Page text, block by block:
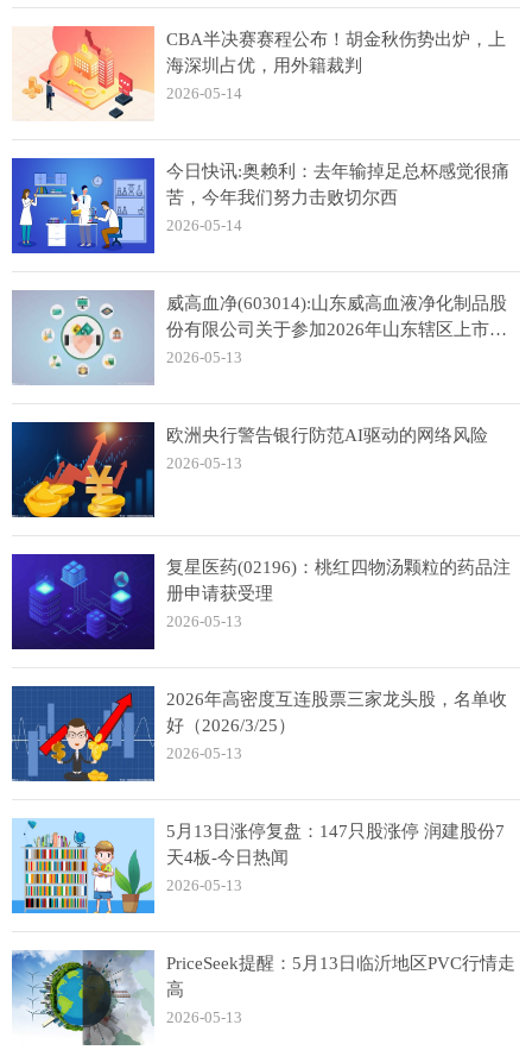
CBA半决赛赛程公布！胡金秋伤势出炉，上
海深圳占优，用外籍裁判
2026-05-14
今日快讯:奥赖利：去年输掉足总杯感觉很痛
苦，今年我们努力击败切尔西
2026-05-14
威高血净(603014):山东威高血液净化制品股
份有限公司关于参加2026年山东辖区上市公
司投资者网上集体接待日活动 今日要闻
2026-05-13
欧洲央行警告银行防范AI驱动的网络风险
2026-05-13
复星医药(02196)：桃红四物汤颗粒的药品注
册申请获受理
2026-05-13
2026年高密度互连股票三家龙头股，名单收
好（2026/3/25）
2026-05-13
5月13日涨停复盘：147只股涨停 润建股份7
天4板-今日热闻
2026-05-13
PriceSeek提醒：5月13日临沂地区PVC行情走
高
2026-05-13